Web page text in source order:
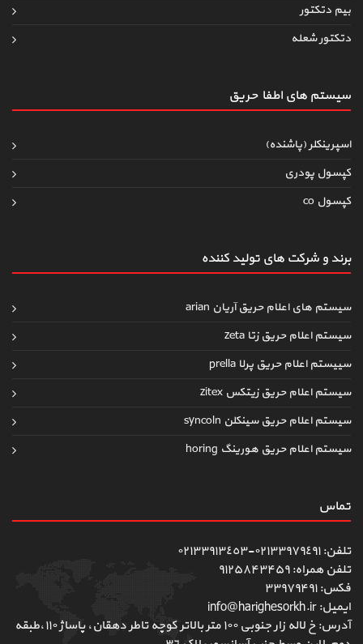
بیم دتکتور
دتکتور شعله
سیستم های اطفاءحریق
اسپرینکلر (پاشنده)
کپسول پودری
کپسول co
برند و شرکت های تولید کننده
سیستم های اعلام حریق آریان arian
سیستم اعلام حریق زتا zeta
سییستم اعلام حریق پرلا prella
سیستم اعلام حریق زیتکس zitex
سیستم اعلام حریق سینکلن syncoln
سیستم اعلام حریق هورینگ horing
تماس
تلفن: ٠٢١٣٣٩٧٩٤٩١-٠٢١٣٣٩١٣٤٥٣
تلفن همراه: ۹۱۲۵۸۴۳۴۵۹
فکس: ۳۳۹۷۹۴۹۱
ایمیل: info@harighesorkh.ir
آدرس: خ لاله زار جنوبی ١٠٠ متر بالاتر کوچه تاطر دهقان، پاساژ ١١٠،طبقه